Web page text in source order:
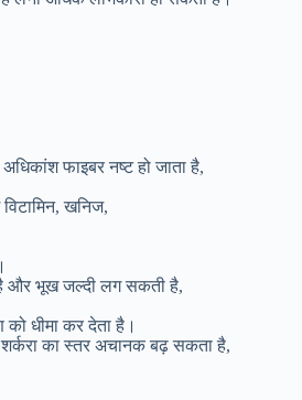
फाइबर नष्ट हो जाता है,
खनिज,
है और भूख जल्दी लग सकती है,
धीमा कर देता है।
शर्करा का स्तर अचानक बढ़ सकता है,